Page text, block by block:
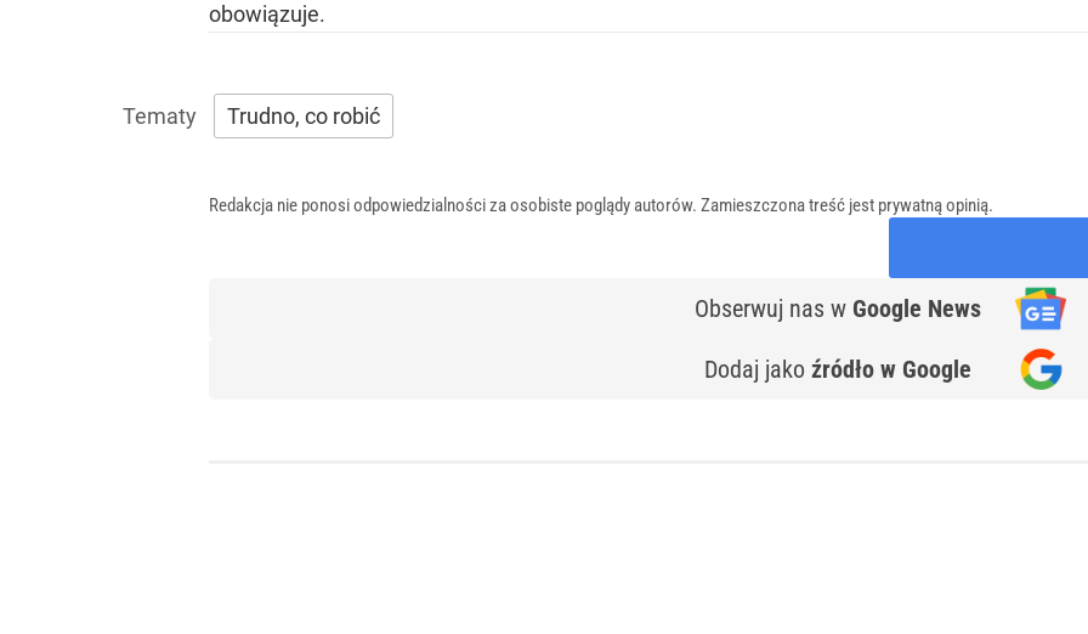
obowiązuje.
Trudno, co robić
Redakcja nie ponosi odpowiedzialności za osobiste poglądy autorów. Zamieszczona treść jest prywatną opinią.
Obserwuj nas w Google News
Dodaj jako źródło w Google